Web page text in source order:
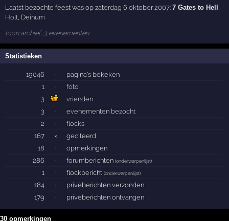
Laatst bezochte feest was op zaterdag 6 oktober 2007:7 Gates to Hell
Holt Deinum
toon archief, 3 evenementen
Statistieken
19046 ·
pagina's bekeken
1
·
foto
3
vrienden
3
·
evenementen bezocht
2
·
flocks
167
×
geciteerd
18
·
opmerkingen
286
· forumberichten(onderwerpenlijst)
1 · flockbericht(onderwerpenlijst)
184 ·
privéberichten verzonden
179
· privéberichten ontvangen
30 opmerkingen